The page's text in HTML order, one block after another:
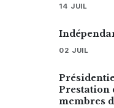
14 JUIL
02 JUIL
Prestation
membres